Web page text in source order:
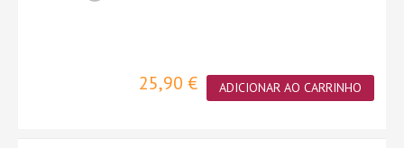
25,90 € ADICIONAR AO CARRINHO